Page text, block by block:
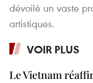
dévoilé un vaste
artistiques.
VOIR PLUS
Le Vietnam